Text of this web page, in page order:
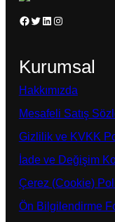
Facebook Twitter LinkedIn Instagram
Kurumsal
Hakkımızda
Mesafeli Satış
Gizlilik ve KVKK
İade ve Değişim
Çerez (Cookie)
Ön Bilgilendirme